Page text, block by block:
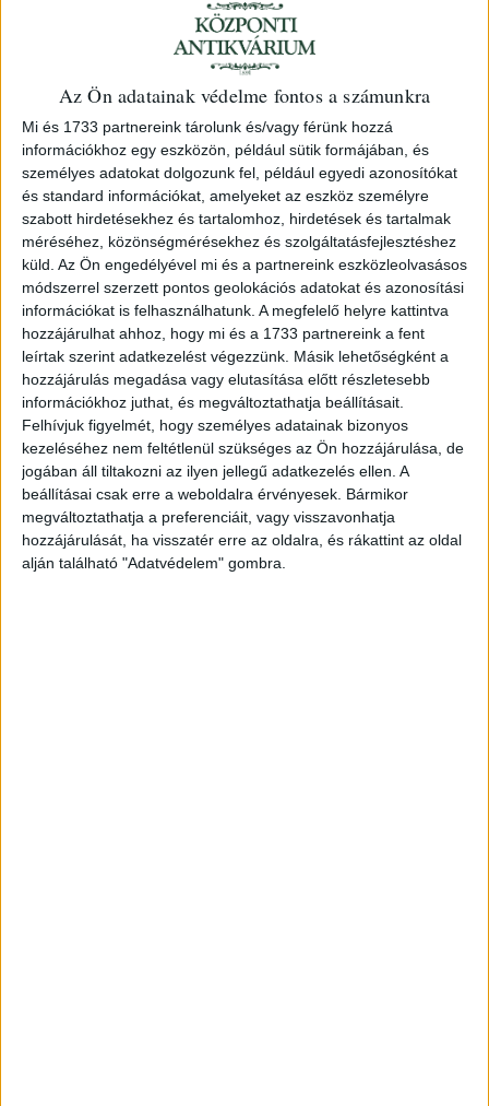
Az Ön adatainak védelme fontos a számunkra
Mi és 1733 partnereink tárolunk és/vagy férünk hozzá
információkhoz egy eszközön, például sütik formájában, és
személyes adatokat dolgozunk fel, például egyedi azonosítókat
és standard információkat, amelyeket az eszköz személyre
szabott hirdetésekhez és tartalomhoz, hirdetések és tartalmak
méréséhez, közönségmérésekhez és szolgáltatásfejlesztéshez
küld. Az Ön engedélyével mi és a partnereink eszközleolvasásos
módszerrel szerzett pontos geolokációs adatokat és azonosítási
információkat is felhasználhatunk. A megfelelő helyre kattintva
hozzájárulhat ahhoz, hogy mi és a 1733 partnereink a fent
leírtak szerint adatkezelést végezzünk. Másik lehetőségként a
hozzájárulás megadása vagy elutasítása előtt részletesebb
információkhoz juthat, és megváltoztathatja beállításait.
Felhívjuk figyelmét, hogy személyes adatainak bizonyos
kezeléséhez nem feltétlenül szükséges az Ön hozzájárulása, de
jogában áll tiltakozni az ilyen jellegű adatkezelés ellen. A
beállításai csak erre a weboldalra érvényesek. Bármikor
megváltoztathatja a preferenciáit, vagy visszavonhatja
hozzájárulását, ha visszatér erre az oldalra, és rákattint az oldal
alján található "Adatvédelem" gombra.
Rosti Pál
Uti emlékezetek
Amerikából. [Klette
G. rajzaival].
1861 Pest
520 000 Ft
Rouyer, Eugène – Darcel,
Alfred
L’art architectural en
France depuis
François 1er jusqu’à
Louis XVI. I-II.
1866 Paris
180 000 Ft